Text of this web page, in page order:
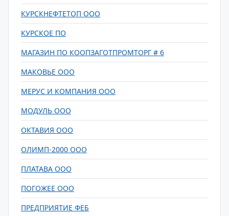
КУРСКНЕФТЕТОП ООО
КУРСКОЕ ПО
МАГАЗИН ПО КООПЗАГОТПРОМТОРГ # 6
МАКОВЬЕ ООО
МЕРУС И КОМПАНИЯ ООО
МОДУЛЬ ООО
ОКТАВИЯ ООО
ОЛИМП-2000 ООО
ПЛАТАВА ООО
ПОГОЖЕЕ ООО
ПРЕДПРИЯТИЕ ФЕБ